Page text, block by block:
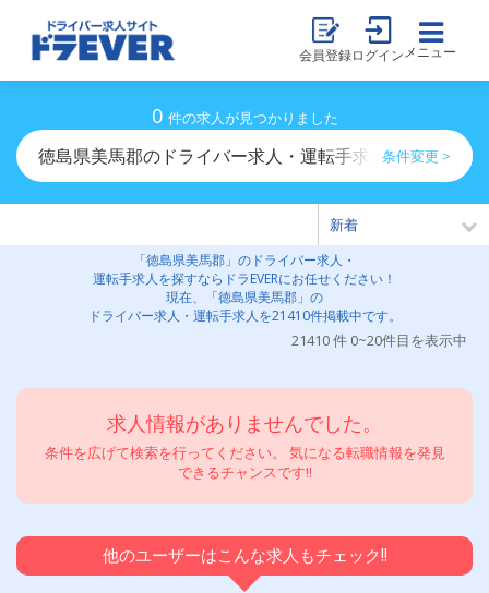
会員登録ログイン メニュー
0 件の求人が見つかりました
徳島県美馬郡のドライバー求人・運転手求人一覧
条件変更 >
「徳島県美馬郡」のドライバー求人・
運転手求人を探すならドラEVERにお任せください！
現在、「徳島県美馬郡」の
ドライバー求人・運転手求人を21410件掲載中です。
21410 件 0~20件目を表示中
求人情報がありませんでした。
条件を広げて検索を行ってください。 気になる転職情報を発見
できるチャンスです!!
他のユーザーはこんな求人もチェック!!